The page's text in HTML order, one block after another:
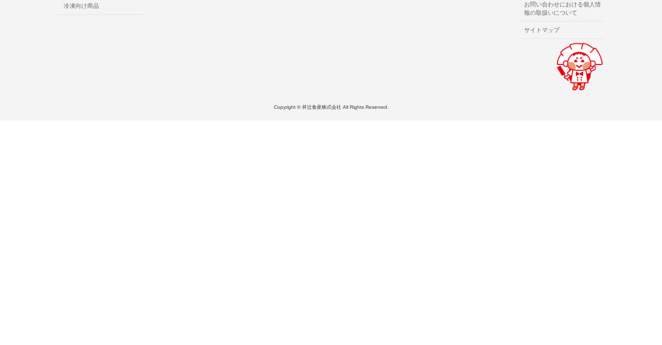
冷凍向け商品
お問い合わせにおける個人情
報の取扱いについて
サイトマップ
Copyright © 井辻食産株式会社 All Rights Reserved.